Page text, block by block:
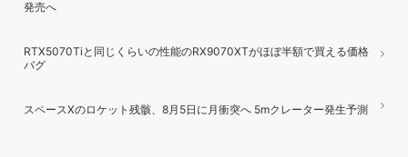
発売へ
RTX5070Tiと同じくらいの性能のRX9070XTがほぼ半額で買える価格
バグ
スペースXのロケット残骸、8月5日に月衝突へ 5mクレーター発生予測